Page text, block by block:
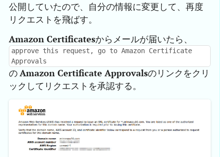
公開していたので、自分の情報に変更して、再度
リクエストを飛ばす。
Amazon Certificatesからメールが届いたら、
approve this request, go to Amazon Certificate
Approvals
のAmazon Certificate Approvalsのリンクをクリ
ックしてリクエストを承認する。